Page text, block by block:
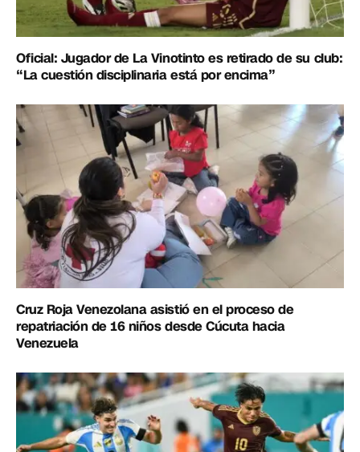
Oficial: Jugador de La Vinotinto es retirado de su club:
“La cuestión disciplinaria está por encima”
Cruz Roja Venezolana asistió en el proceso de
repatriación de 16 niños desde Cúcuta hacia
Venezuela